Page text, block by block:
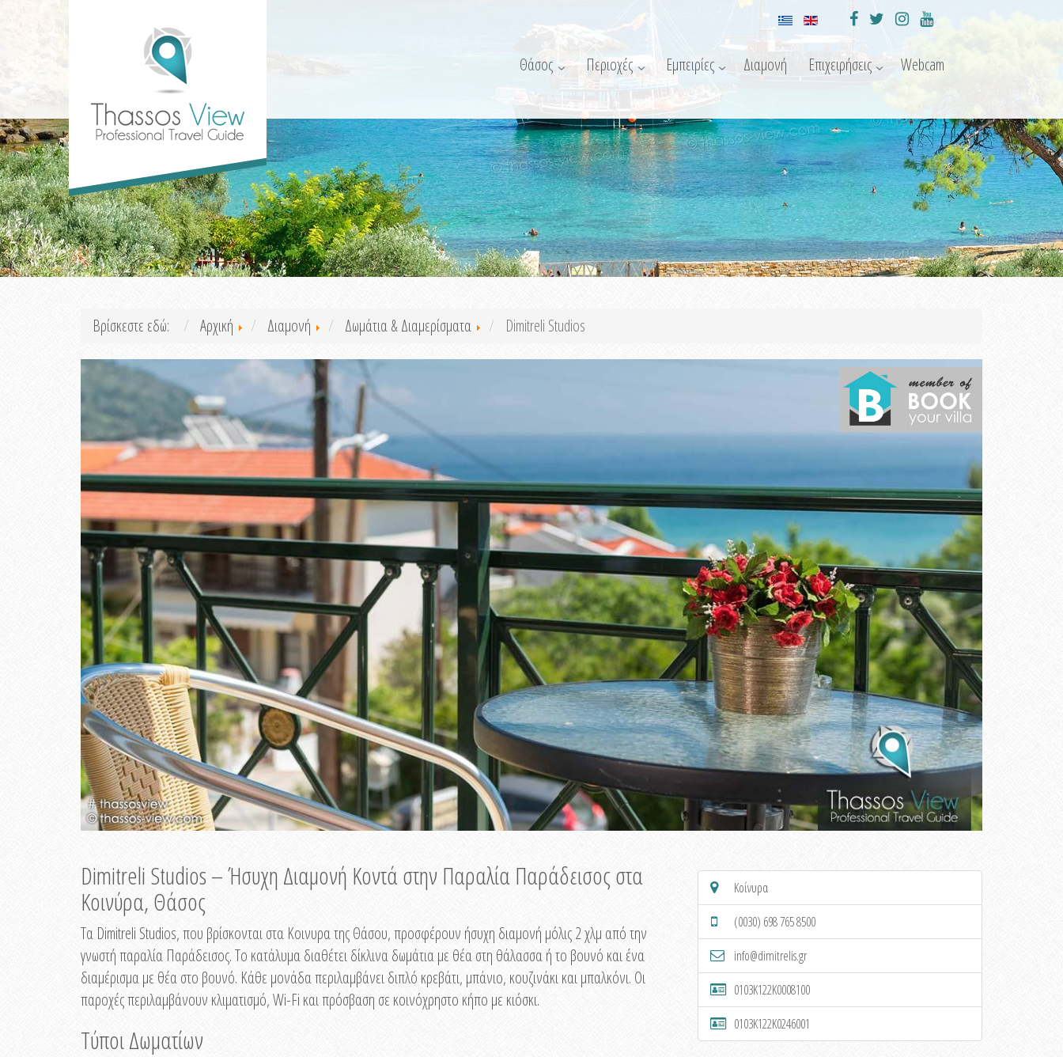
Θάσος Περιοχές Εμπειρίες Διαμονή Επιχειρήσεις Webcam
Βρίσκεστε εδώ: Αρχική Διαμονή Δωμάτια & Διαμερίσματα Dimitreli Studios
Dimitreli Studios – Ήσυχη Διαμονή Κοντά στην Παραλία Παράδεισος στα
Κοινύρα, Θάσος
Τα Dimitreli Studios, που βρίσκονται στα Κοινυρα της Θάσου, προσφέρουν ήσυχη διαμονή μόλις 2 χλμ από την
γνωστή παραλία Παράδεισος. Το κατάλυμα διαθέτει δίκλινα δωμάτια με θέα στη θάλασσα ή το βουνό και ένα
διαμέρισμα με θέα στο βουνό. Κάθε μονάδα περιλαμβάνει διπλό κρεβάτι, μπάνιο, κουζινάκι και μπαλκόνι. Οι
παροχές περιλαμβάνουν κλιματισμό, Wi-Fi και πρόσβαση σε κοινόχρηστο κήπο με κιόσκι.
Τύποι Δωματίων
Κοίνυρα
(0030) 698 765 8500
info@dimitrelis.gr
0103K122K0008100
0103K122K0246001